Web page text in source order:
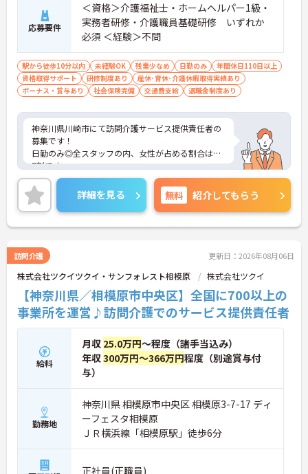
・資格取得や自己啓発を支援する制度が整っていま
す
・スマートフォン貸与により業務効率化を進めてい
応募要件
＜資格＞介護福祉士・ホームヘルパー1級・
実務者研修・介護職員基礎研修 いずれか
必須 ＜経験＞不問
駅から徒歩10分以内 未経験OK 残業少なめ 日勤のみ
年間休日110日以上
資格取得サポート
研修制度あり
産休･育休･介護休暇取得実績あり
ボーナス・賞与あり
社会保険完備 交通費支給 退職金制度あり
神奈川県川崎市にて訪問介護サービス提供責任者の
募集です！
日勤のみ◎全スタッフの内、女性が占める割合は約
7割です。
お祝い金や独自休暇制度等もあり、長く働ける環境
が整っています。
ご興味のある方には、面接対策ポイントなどさらに
詳細をお話いたしますので、お気軽にご相談くださ
い。
詳細を見る 無料 紹介してもらう
訪問介護 更新日：2026年08月06日
株式会社ツクイツクイ・サンフォレスト相模原 株式会社ツクイ
【神奈川県／相模原市中央区】全国に700以上の
事業所を運営♪訪問介護でのサービス提供責任者
給料
月収 25.0万円～程度（諸手当込み）
年収300万円～366万円程度（別途賞与付
与）
勤務地
神奈川県 相模原市中央区 相模原3-7-17 ディ
ーフェスタ相模原
ＪＲ横浜線「相模原駅」徒歩6分
正社員(正職員)